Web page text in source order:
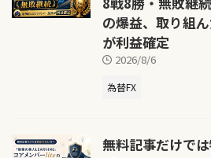
の爆益、取り組
が利益確定
2026/8/6
為替FX
無料記事だけで